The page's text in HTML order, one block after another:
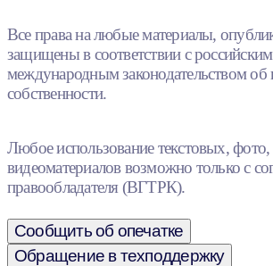
Все права на любые материалы,
защищены в соответствии с
международным законодательством об
собственности.
Любое использование текстовых, фото,
видеоматериалов возможно только с
правообладателя (ВГТРК).
Сообщить об опечатке
Обращение в техподдержку